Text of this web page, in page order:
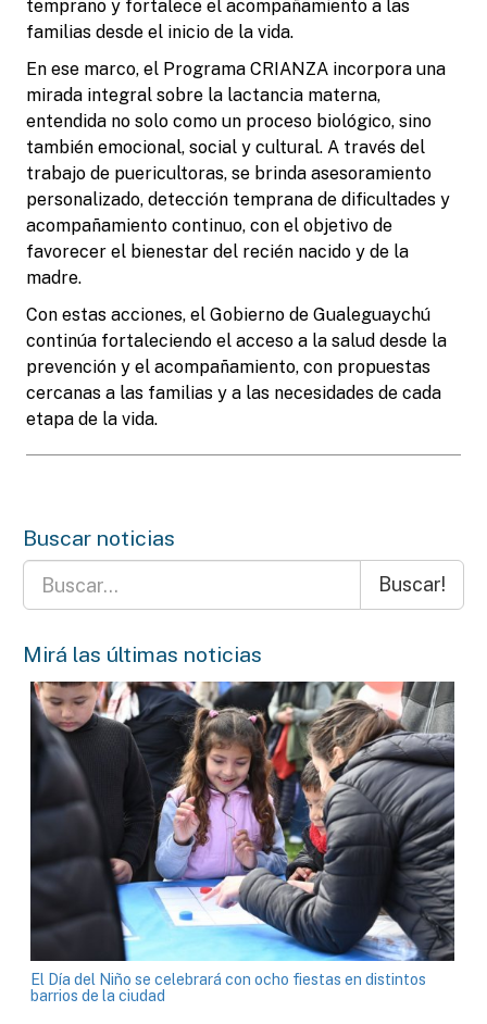
temprano y fortalece el acompañamiento a las
familias desde el inicio de la vida.
En ese marco, el Programa CRIANZA incorpora una
mirada integral sobre la lactancia materna,
entendida no solo como un proceso biológico, sino
también emocional, social y cultural. A través del
trabajo de puericultoras, se brinda asesoramiento
personalizado, detección temprana de dificultades y
acompañamiento continuo, con el objetivo de
favorecer el bienestar del recién nacido y de la
madre.
Con estas acciones, el Gobierno de Gualeguaychú
continúa fortaleciendo el acceso a la salud desde la
prevención y el acompañamiento, con propuestas
cercanas a las familias y a las necesidades de cada
etapa de la vida.
Buscar noticias
Buscar!
Mirá las últimas noticias
El Día del Niño se celebrará con ocho fiestas en distintos
barrios de la ciudad